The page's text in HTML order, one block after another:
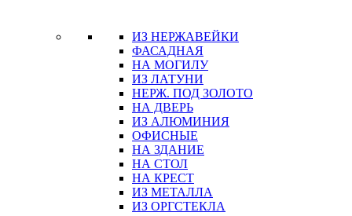
ИЗ НЕРЖАВЕЙКИ
ФАСАДНАЯ
НА МОГИЛУ
ИЗ ЛАТУНИ
НЕРЖ. ПОД ЗОЛОТО
НА ДВЕРЬ
ИЗ АЛЮМИНИЯ
ОФИСНЫЕ
НА ЗДАНИЕ
НА СТОЛ
НА КРЕСТ
ИЗ МЕТАЛЛА
ИЗ ОРГСТЕКЛА